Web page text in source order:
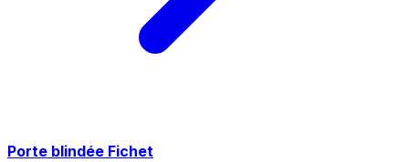
Porte blindée Fichet